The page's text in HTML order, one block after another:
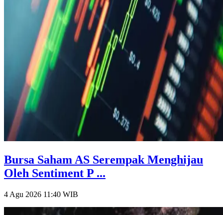
Bursa Saham AS Serempak Menghijau
Oleh Sentiment P ...
4 Agu 2026 11:40 WIB